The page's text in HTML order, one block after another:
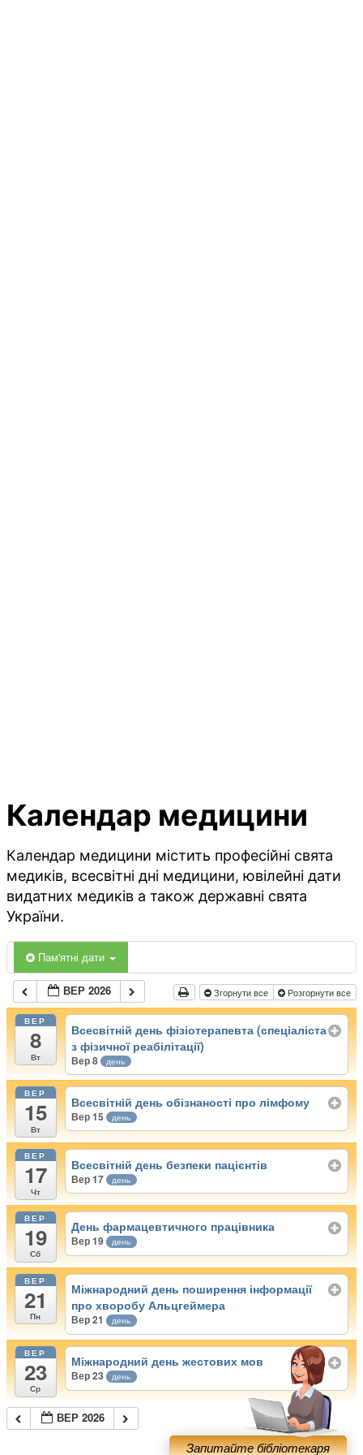
Календар медицини
Календар медицини містить професійні свята
медиків, всесвітні дні медицини, ювілейні дати
видатних медиків а також державні свята
України.
Пам'ятні дати
ВЕР 2026 Згорнути все Розгорнути все
ВЕР
8
Вт
Всесвітній день фізіотерапевта (спеціаліста
з фізичної реабілітації)
Вер 8 день
ВЕР
15
Вт
Всесвітній день обізнаності про лімфому
Вер 15 день
ВЕР
17
Чт
Всесвітній день безпеки пацієнтів
Вер 17 день
ВЕР
19
Сб
День фармацевтичного працівника
Вер 19 день
ВЕР
21
Пн
Міжнародний день поширення інформації
про хворобу Альцгеймера
Вер 21 день
ВЕР
23
Ср
Міжнародний день жестових мов
Вер 23 день
ВЕР 2026